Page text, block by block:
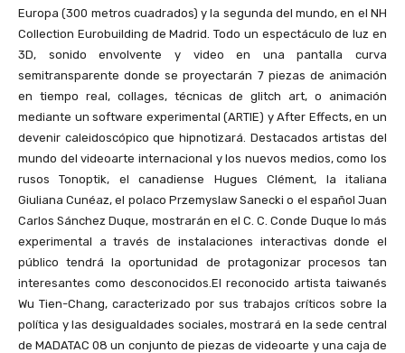
Europa (300 metros cuadrados) y la segunda del mundo, en el NH
Collection Eurobuilding de Madrid. Todo un espectáculo de luz en
3D, sonido envolvente y video en una pantalla curva
semitransparente donde se proyectarán 7 piezas de animación
en tiempo real, collages, técnicas de glitch art, o animación
mediante un software experimental (ARTIE) y After Effects, en un
devenir caleidoscópico que hipnotizará. Destacados artistas del
mundo del videoarte internacional y los nuevos medios, como los
rusos Tonoptik, el canadiense Hugues Clément, la italiana
Giuliana Cunéaz, el polaco Przemyslaw Sanecki o el español Juan
Carlos Sánchez Duque, mostrarán en el C. C. Conde Duque lo más
experimental a través de instalaciones interactivas donde el
público tendrá la oportunidad de protagonizar procesos tan
interesantes como desconocidos.El reconocido artista taiwanés
Wu Tien-Chang, caracterizado por sus trabajos críticos sobre la
política y las desigualdades sociales, mostrará en la sede central
de MADATAC 08 un conjunto de piezas de videoarte y una caja de